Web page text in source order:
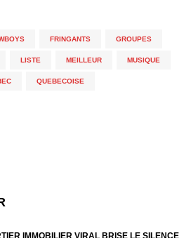
FRINGANTS GROUPES
LISTE MEILLEUR MUSIQUE
QUEBECOISE